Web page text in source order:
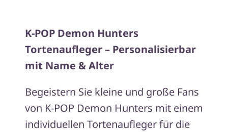
Menge
K-POP Demon Hunters
Tortenaufleger – Personalisierbar
mit Name & Alter
Begeistern Sie kleine und große Fans
von K-POP Demon Hunters mit einem
individuellen Tortenaufleger für die